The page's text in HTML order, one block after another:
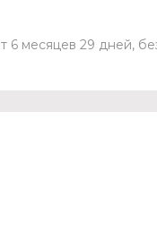
6 месяцев 29 дней,